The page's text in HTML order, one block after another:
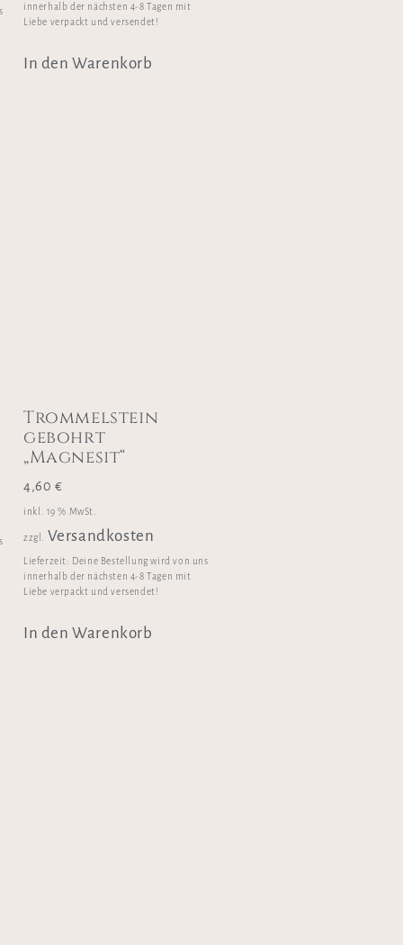
innerhalb der nächsten 4-8 Tagen mit
Liebe verpackt und versendet!
In den Warenkorb
Trommelstein
gebohrt
„Magnesit“
4,60 €
inkl. 19 % MwSt.
zzgl. Versandkosten
Lieferzeit: Deine Bestellung wird von uns
innerhalb der nächsten 4-8 Tagen mit
Liebe verpackt und versendet!
In den Warenkorb